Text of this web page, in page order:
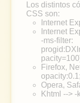
Los distintos
CSS son:
Internet
Internet
-ms-filter:
Firefox,
opacity:0.1;
Opera,
Khtml -->